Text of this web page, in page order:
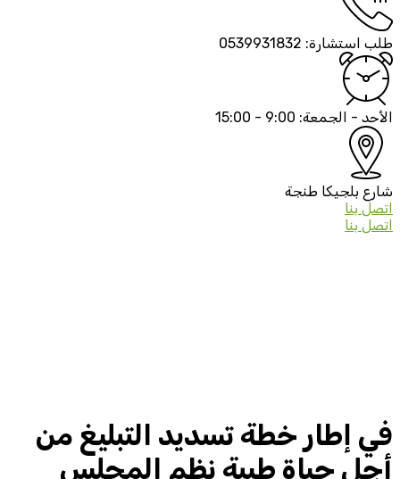
طلب استشارة: 0539931832
الأحد - الجمعة: 9:00 - 15:00
شارع بلجيكا طنجة
اتصل بنا
اتصل بنا
في إطار خطة تسديد التبليغ من
أجل حياة طيبة نظم المجلس